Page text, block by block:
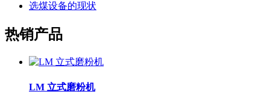
选煤设备的现状
热销产品
LM 立式磨粉机